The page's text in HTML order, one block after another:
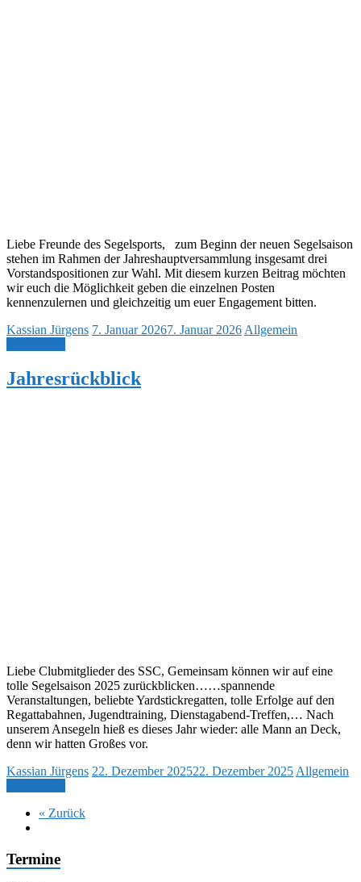
Liebe Freunde des Segelsports, zum Beginn der neuen Segelsaison
stehen im Rahmen der Jahreshauptversammlung insgesamt drei
Vorstandspositionen zur Wahl. Mit diesem kurzen Beitrag möchten
wir euch die Möglichkeit geben die einzelnen Posten
kennenzulernen und gleichzeitig um euer Engagement bitten.
Kassian Jürgens 7. Januar 20267. Januar 2026 Allgemein
Jahresrückblick
Liebe Clubmitglieder des SSC, Gemeinsam können wir auf eine
tolle Segelsaison 2025 zurückblicken……spannende
Veranstaltungen, beliebte Yardstickregatten, tolle Erfolge auf den
Regattabahnen, Jugendtraining, Dienstagabend-Treffen,… Nach
unserem Ansegeln hieß es dieses Jahr wieder: alle Mann an Deck,
denn wir hatten Großes vor.
Kassian Jürgens 22. Dezember 202522. Dezember 2025 Allgemein
« Zurück
Termine